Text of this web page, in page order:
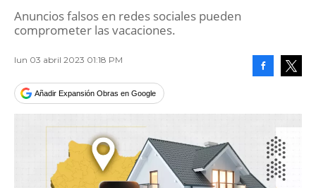
Anuncios falsos en redes sociales pueden
comprometer las vacaciones.
lun 03 abril 2023 01:18 PM
Añadir Expansión Obras en Google